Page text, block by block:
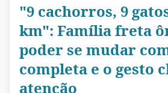
"9 cachorros, 9
km": Família freta
poder se mudar
completa e o gesto
atenção